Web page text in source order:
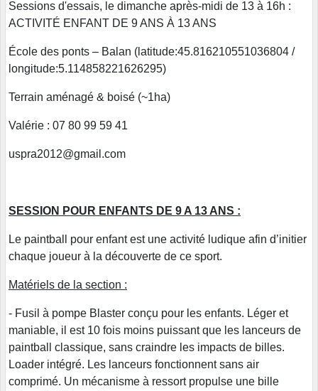
Sessions d'essais, le dimanche après-midi de 13 à 16h :
ACTIVITÉ ENFANT DE 9 ANS À 13 ANS
École des ponts – Balan (latitude:45.816210551036804 /
longitude:5.114858221626295)
Terrain aménagé & boisé (~1ha)
Valérie : 07 80 99 59 41
uspra2012@gmail.com
SESSION POUR ENFANTS DE 9 A 13 ANS :
Le paintball pour enfant est une activité ludique afin d’initier
chaque joueur à la découverte de ce sport.
Matériels de la section :
- Fusil à pompe Blaster conçu pour les enfants. Léger et
maniable, il est 10 fois moins puissant que les lanceurs de
paintball classique, sans craindre les impacts de billes.
Loader intégré. Les lanceurs fonctionnent sans air
comprimé. Un mécanisme à ressort propulse une bille